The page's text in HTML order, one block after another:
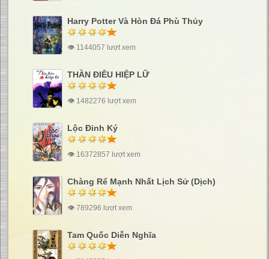
Harry Potter Và Hòn Đá Phù Thủy
👁 1144057 lượt xem
THẦN ĐIÊU HIỆP LỮ
👁 1482276 lượt xem
Lộc Đỉnh Ký
👁 16372857 lượt xem
Chàng Rể Mạnh Nhất Lịch Sử (Dịch)
👁 789296 lượt xem
Tam Quốc Diễn Nghĩa